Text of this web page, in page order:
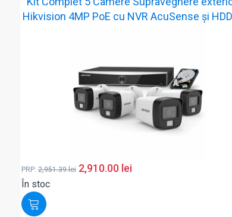
Hikvision 4MP PoE cu NVR AcuSense și
PRP:2,951.39lei 2,910.00 lei
În stoc